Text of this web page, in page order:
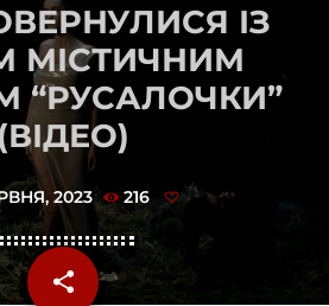
ІЗ
МІСТИЧНИМ
“РУСАЛОЧКИ”
(ВІДЕО)
2023 216
share
email